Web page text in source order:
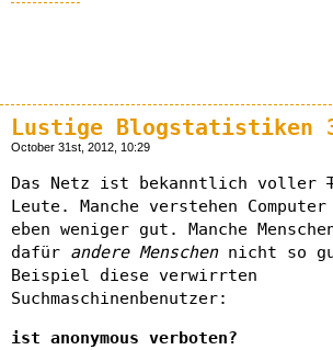
Lustige Blogstatistiken
October 31st, 2012, 10:29
Das Netz ist bekanntlich voller
Leute. Manche verstehen
eben weniger gut. Manche
dafür andere Menschennicht so
Beispiel diese verwirrten
Suchmaschinenbenutzer:
ist anonymous verboten?